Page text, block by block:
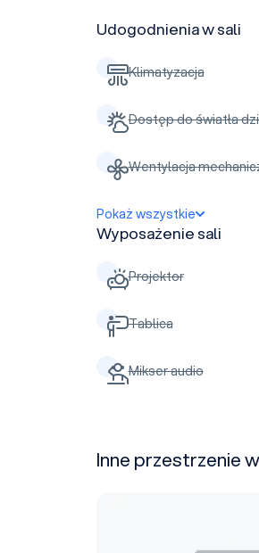
Udogodnienia w sali
Klimatyzacja
Dostęp do światła
Wentylacja
Pokaż wszystkie
Wyposażenie sali
Projektor
Tablica
Mikser audio
Inne przestrzenie